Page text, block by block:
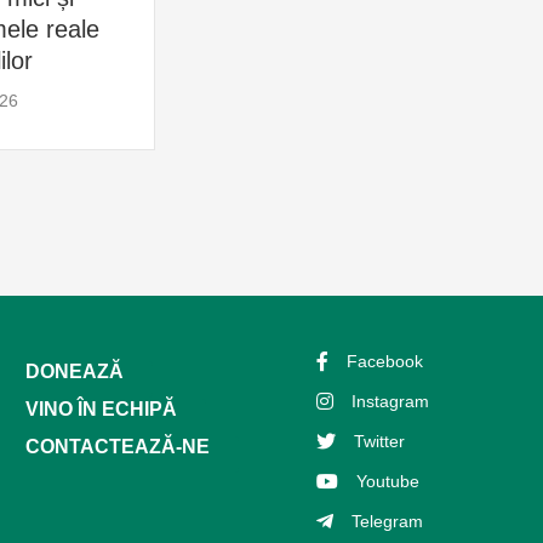
reale
DONEAZĂ
VINO ÎN ECHIPĂ
CONTACTEAZĂ-NE
Facebook
Instagram
Twitter
Youtube
Telegram